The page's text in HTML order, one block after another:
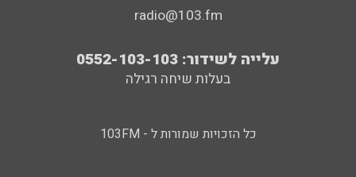
radio@103.fm
עלייה לשידור: 0552-103-103
בעלות שיחה רגילה
כל הזכויות שמורות ל - 103FM